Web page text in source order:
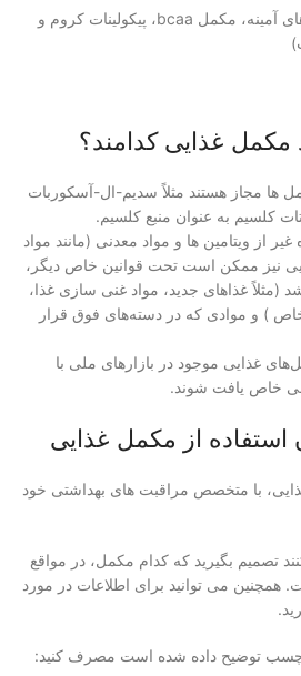
عضله ساز: (پروتئین و اسید‌های آمینه، مکمل bcaa، پیکولینات کروم و
مکمل غذایی کدامند؟
ها مجاز هستند مثلاً سدیم-ال-آسکوربات
از ویتامین ها و مواد معدنی (مانند مواد
نیز ممکن است تحت قوانین خاص دیگر،
(مثلاً غذاهای جدید، مواد غنی سازی غذا،
) و موادی که در دسته‌های فوق قرار
غذایی موجود در بازارهای ملی با
خاص یافت شوند.
از مکمل غذایی
با متخصص مراقبت های بهداشتی خود
تصمیم بگیرید که کدام مکمل، در مواقع
می توانید برای اطلاعات در مورد